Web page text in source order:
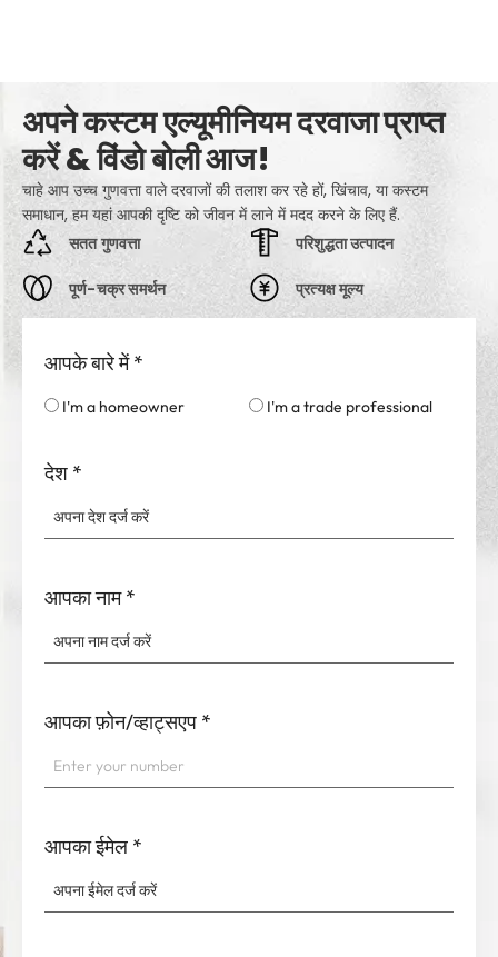
अपने कस्टम एल्यूमीनियम दरवाजा प्राप्त
करें & विंडो बोली आज!
चाहे आप उच्च गुणवत्ता वाले दरवाजों की तलाश कर रहे हों, खिंचाव, या कस्टम
समाधान, हम यहां आपकी दृष्टि को जीवन में लाने में मदद करने के लिए हैं.
सतत गुणवत्ता
पूर्ण-चक्र समर्थन
परिशुद्धता उत्पादन
प्रत्यक्ष मूल्य
आपके बारे में *
I'm a homeowner I'm a trade professional
देश *
आपका नाम *
आपका फ़ोन/व्हाट्सएप *
आपका ईमेल *